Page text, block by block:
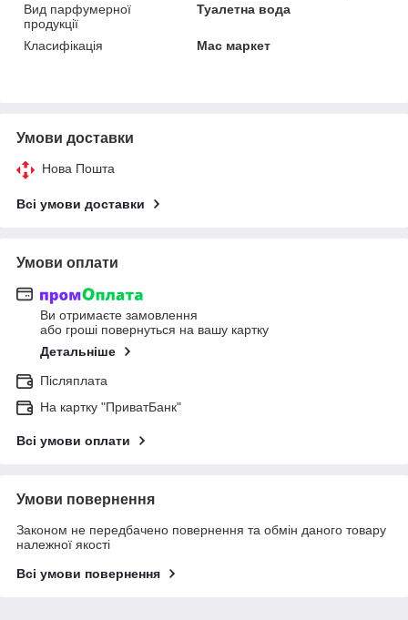
Вид парфумерної
продукції
Туалетна вода
Класифікація Мас маркет
Умови доставки
Нова Пошта
Всі умови доставки
Умови оплати
Ви отримаєте замовлення
або гроші повернуться на вашу картку
Детальніше
Післяплата
На картку "ПриватБанк"
Всі умови оплати
Умови повернення
Законом не передбачено повернення та обмін даного товару
належної якості
Всі умови повернення